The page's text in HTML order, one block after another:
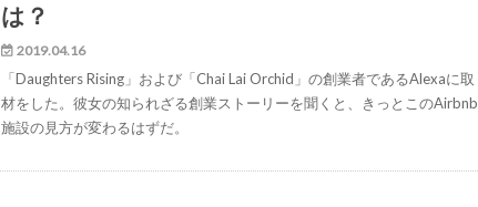
は？
2019.04.16
「Daughters Rising」および「Chai Lai Orchid」の創業者であるAlexaに取
材をした。彼女の知られざる創業ストーリーを聞くと、きっとこのAirbnb
施設の見方が変わるはずだ。